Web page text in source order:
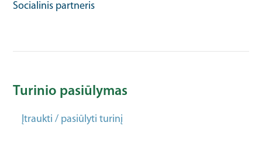
Socialinis partneris
Turinio pasiūlymas
Įtraukti / pasiūlyti turinį